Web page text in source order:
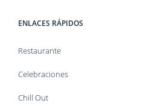
ENLACES RÁPIDOS
Restaurante
Celebraciones
Chill Out